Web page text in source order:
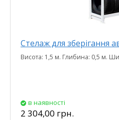
Стелаж для зберігання
Висота: 1,5 м. Глибина: 0,5 м.
в наявності
2 304,00 грн.